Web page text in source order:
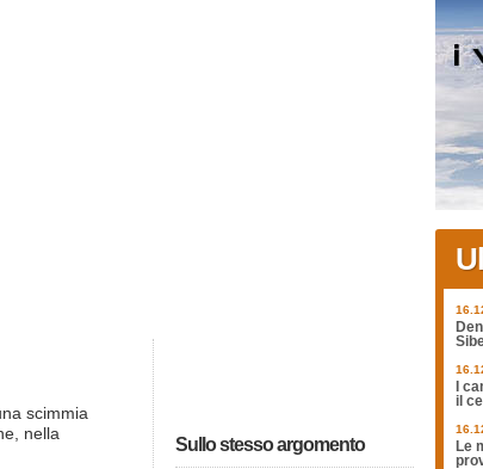
Sullo stesso argomento
scimmia
nella
I
il
Le